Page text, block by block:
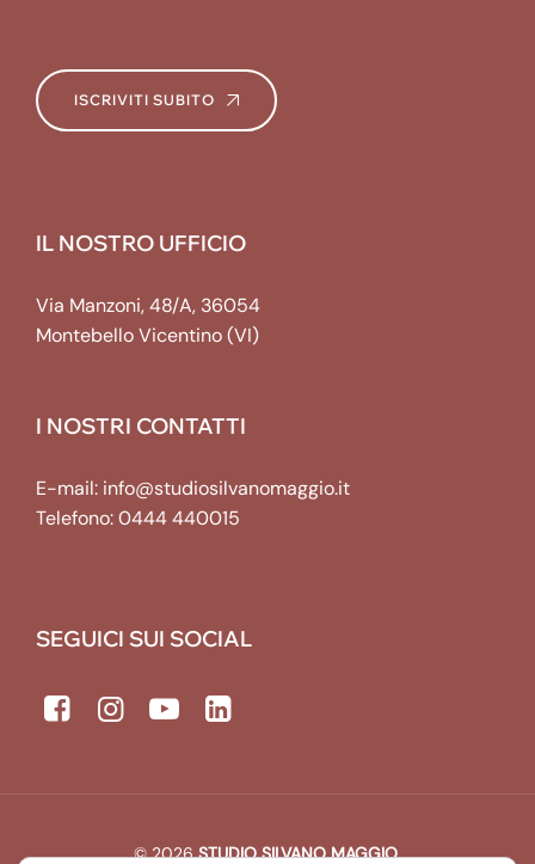
ISCRIVITI SUBITO
IL NOSTRO UFFICIO
Via Manzoni, 48/A, 36054
Montebello Vicentino (VI)
I NOSTRI CONTATTI
E-mail: info@studiosilvanomaggio.it
Telefono:0444 440015
SEGUICI SUI SOCIAL
© 2026STUDIO SILVANO MAGGIO.